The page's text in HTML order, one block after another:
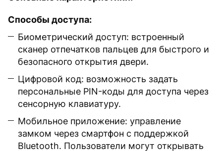
Способы доступа:
Биометрический доступ: встроенный
сканер отпечатков пальцев для быстрого и
безопасного открытия двери.
Цифровой код: возможность задать
персональные PIN-коды для доступа через
сенсорную клавиатуру.
Мобильное приложение: управление
замком через смартфон с поддержкой
Bluetooth. Пользователи могут открывать